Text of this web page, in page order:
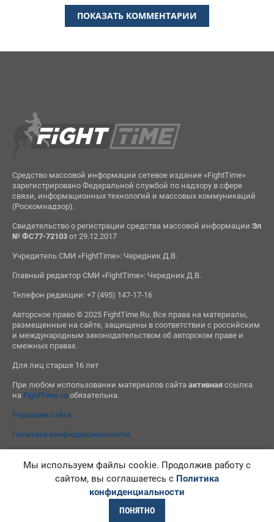
ПОКАЗАТЬ КОММЕНТАРИИ
Средство массовой информации сетевое издание «FightTime»
зарегистрировано Федеральной службой по надзору в сфере
связи, информационных технологий и массовых коммуникаций
(Роскомнадзор).
Свидетельство о регистрации средства массовой информации Эл
№ ФС77-72103от 29.12.2017
Учредитель СМИ «FightTime»: Чередник Д.В.
Главный редактор СМИ «FightTime»: Чередник Д.В.
Телефон редакции: +7 (495) 147-17-16
Авторское право © 2025 FightTime.Ru. Все права на материалы,
размещенные на сайте, защищены в соответствии с российским
и международным законодательством об авторском праве и
смежных правах.
Для лиц старше 16 лет
При любом использовании материалов сайта активнаяссылка
на FightTime.ruобязательна.
Редакция сайта
Политика конфиденциальности
Мы используем файлы cookie. Продолжив работу с
сайтом, вы соглашаетесь с Политика
конфиденциальности
ПОНЯТНО